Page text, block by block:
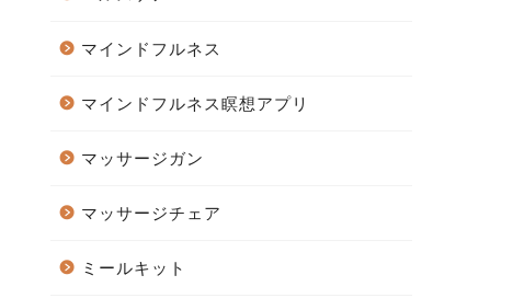
マインドフルネス
マインドフルネス瞑想アプリ
マッサージガン
マッサージチェア
ミールキット